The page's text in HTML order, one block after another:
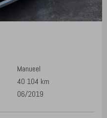
Manueel
40 104 km
06/2019